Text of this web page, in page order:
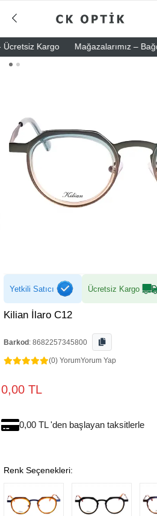
Kargo Mağazalarımız –
Yetkili Satıcı Ücretsiz Kargo
Kilian İlaro C12
Barkod : 8682257345800
(0) YorumYorum Yap
0,00 TL
0,00 TL 'den başlayan taksitlerle
Renk Seçenekleri: